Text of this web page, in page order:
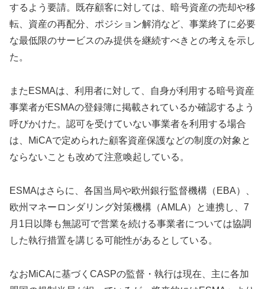
するよう要請。既存顧客に対しては、暗号資産の売却や移
転、資産の再配分、ポジション解消など、事業終了に必要
な最低限のサービスのみ提供を継続すべきとの考えを示し
た。
またESMAは、利用者に対して、自身が利用する暗号資産
事業者がESMAの登録簿に掲載されているか確認するよう
呼びかけた。認可を受けていない事業者を利用する場合
は、MiCAで定められた顧客資産保護などの制度の対象と
ならないことも改めて注意喚起している。
ESMAはさらに、各国当局や欧州銀行監督機構（EBA）、
欧州マネーロンダリング対策機構（AMLA）と連携し、7
月1日以降も無認可で営業を続ける事業者については協調
した執行措置を講じる可能性があるとしている。
なおMiCAに基づくCASPの監督・執行は現在、主に各加